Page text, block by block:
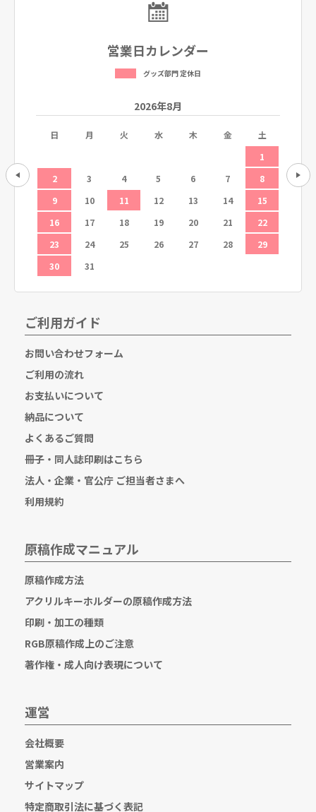
営業日カレンダー
グッズ部門 定休日
12
2026年8月
日 月 火 水 木 金
土
1
2
3 4 5 6 7
8
9
10 11 12 13 14
15
16
17 18 19 20 21
22
23
24 25 26 27 28
29
30
31
6
ご利用ガイド
お問い合わせフォーム
ご利用の流れ
お支払いについて
納品について
よくあるご質問
冊子・同人誌印刷はこちら
法人・企業・官公庁 ご担当者さまへ
利用規約
原稿作成マニュアル
原稿作成方法
アクリルキーホルダーの原稿作成方法
印刷・加工の種類
RGB原稿作成上のご注意
著作権・成人向け表現について
運営
会社概要
営業案内
サイトマップ
特定商取引法に基づく表記